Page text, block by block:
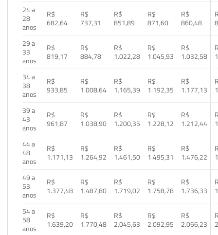
24 a
28
anos
R$
682,64
R$
737,31
R$
851,89
R$
871,60
R$
860,48
29 a
33
anos
R$
819,17
R$
884,78
R$
1.022,28
R$
1.045,93
R$
1.032,58
34 a
38
anos
R$
933,85
R$
1.008,64
R$
1.165,39
R$
1.192,35
R$
1.177,13
39 a
43
anos
R$
961,87
R$
1.038,90
R$
1.200,35
R$
1.228,12
R$
1.212,44
44 a
48
anos
R$
1.171,13
R$
1.264,92
R$
1.461,50
R$
1.495,31
R$
1.476,22
49 a
53
anos
R$
1.377,48
R$
1.487,80
R$
1.719,02
R$
1.758,78
R$
1.736,33
54 a
58
anos
R$
1.639,20
R$
1.770,48
R$
2.045,63
R$
2.092,95
R$
2.066,23